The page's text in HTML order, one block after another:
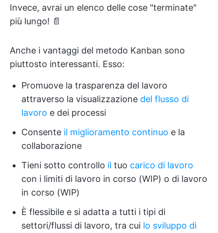
Invece, avrai un elenco delle cose "terminate"
più lungo! 📄
Anche i vantaggi del metodo Kanban sono
piuttosto interessanti. Esso:
Promuove la trasparenza del lavoro
attraverso la visualizzazione del flusso di
lavoro e dei processi
Consente il miglioramento continuo e la
collaborazione
Tieni sotto controllo il tuo carico di lavoro
con i limiti di lavoro in corso (WIP) o di lavoro
in corso (WIP)
È flessibile e si adatta a tutti i tipi di
settori/flussi di lavoro, tra cui lo sviluppo di